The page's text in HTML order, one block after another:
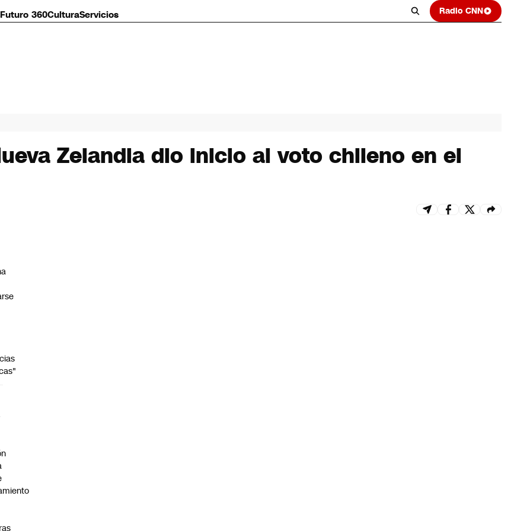
Futuro 360CulturaServicios Radio CNN
Zelandia dio inicio al voto chileno en el